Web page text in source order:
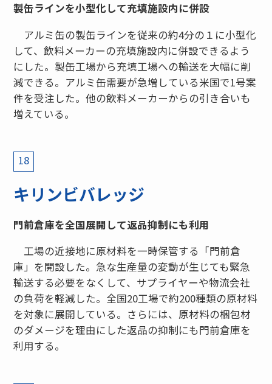
製缶ラインを小型化して充填施設内に併設
アルミ缶の製缶ラインを従来の約4分の１に小型化
して、飲料メーカーの充填施設内に併設できるよう
にした。製缶工場から充填工場への輸送を大幅に削
減できる。アルミ缶需要が急増している米国で1号案
件を受注した。他の飲料メーカーからの引き合いも
増えている。
18
キリンビバレッジ
門前倉庫を全国展開して返品抑制にも利用
工場の近接地に原材料を一時保管する「門前倉
庫」を開設した。急な生産量の変動が生じても緊急
輸送する必要をなくして、サプライヤーや物流会社
の負荷を軽減した。全国20工場で約200種類の原材料
を対象に展開している。さらには、原材料の梱包材
のダメージを理由にした返品の抑制にも門前倉庫を
利用する。